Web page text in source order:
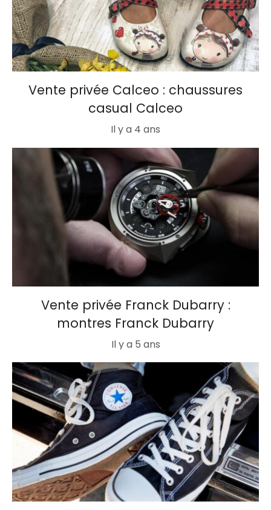
Vente privée Calceo : chaussures
casual Calceo
Il y a 4 ans
Vente privée Franck Dubarry :
montres Franck Dubarry
Il y a 5 ans